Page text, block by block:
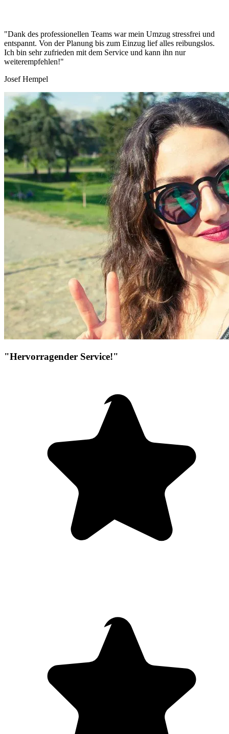
"Dank des professionellen Teams war mein Umzug stressfrei und
entspannt. Von der Planung bis zum Einzug lief alles reibungslos.
Ich bin sehr zufrieden mit dem Service und kann ihn nur
weiterempfehlen!"
Josef Hempel
"Hervorragender Service!"